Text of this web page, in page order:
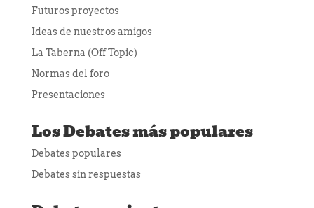
Futuros proyectos
Ideas de nuestros amigos
La Taberna (Off Topic)
Normas del foro
Presentaciones
Los Debates más populares
Debates populares
Debates sin respuestas